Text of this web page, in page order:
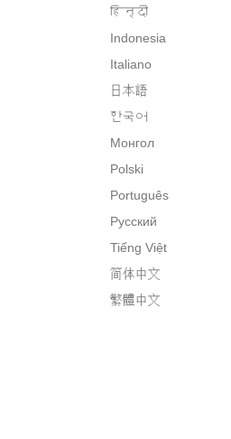
हिन्दी
Indonesia
Italiano
日本語
한국어
Монгол
Polski
Português
Русский
Tiếng Việt
简体中文
繁體中文